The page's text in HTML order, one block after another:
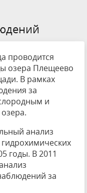
проводится
озера Плещеево
В рамках
за
и
анализ
гидрохимических
годы. В 2011
за